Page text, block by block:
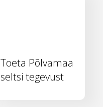
Toeta Põlvamaa
seltsi tegevust